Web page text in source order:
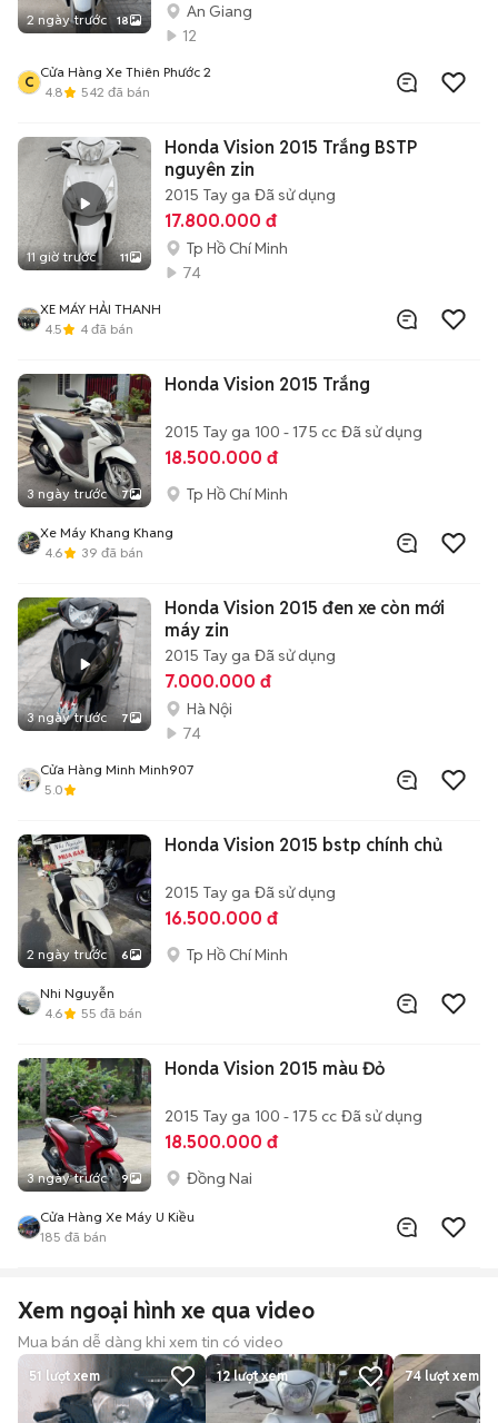
2 ngày trước 18
An Giang
12
C
Cửa Hàng Xe Thiên Phước 2
4.8
542 đã bán
11 giờ trước 11
Honda Vision 2015 Trắng BSTP
nguyên zin
2015 Tay ga Đã sử dụng
17.800.000 đ
Tp Hồ Chí Minh
74
XE MÁY HẢI THANH
4.5
4 đã bán
3 ngày trước 7
Honda Vision 2015 Trắng
2015 Tay ga 100 - 175 cc Đã sử dụng
18.500.000 đ
Tp Hồ Chí Minh
Xe Máy Khang Khang
4.6
39 đã bán
3 ngày trước 7
Honda Vision 2015 đen xe còn mới
máy zin
2015 Tay ga Đã sử dụng
7.000.000 đ
Hà Nội
74
Cửa Hàng Minh Minh907
5.0
2 ngày trước 6
Honda Vision 2015 bstp chính chủ
2015 Tay ga Đã sử dụng
16.500.000 đ
Tp Hồ Chí Minh
Nhi Nguyễn
4.6
55 đã bán
3 ngày trước 9
Honda Vision 2015 màu Đỏ
2015 Tay ga 100 - 175 cc Đã sử dụng
18.500.000 đ
Đồng Nai
Cửa Hàng Xe Máy U Kiều
185 đã bán
Xem ngoại hình xe qua video
Mua bán dễ dàng khi xem tin có video
51 lượt xem 12lượt xem 74 lượt xem